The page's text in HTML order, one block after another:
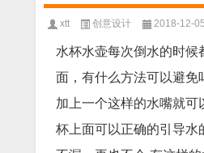
xtt 创意设计 2018-12-05
水杯水壶每次倒水的时候
面，有什么方法可以避免
加上一个这样的水嘴就可
杯上面可以正确的引导水